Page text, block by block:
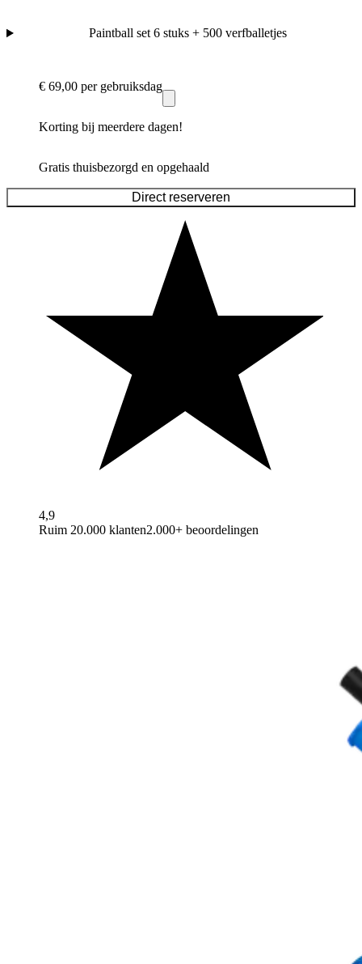
Paintball set 6 stuks + 500 verfballetjes
€ 69,00 per gebruiksdag
Korting bij meerdere dagen!
Gratis thuisbezorgd en opgehaald
Direct reserveren
4,9
Ruim 20.000 klanten2.000+ beoordelingen